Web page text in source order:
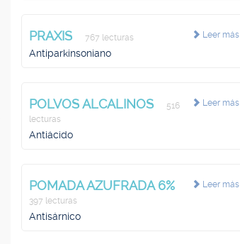
Leer más
PRAXIS 767 lecturas
Antiparkinsoniano
Leer más
POLVOS ALCALINOS
516
lecturas
Antiácido
Leer más
POMADA AZUFRADA 6%
397 lecturas
Antisárnico